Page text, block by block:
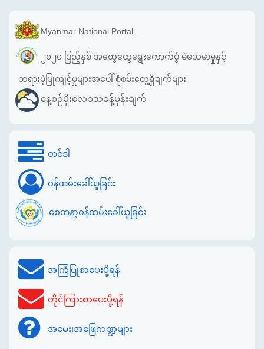
Myanmar National Portal
၂၀၂၀ ပြည့်နှစ် အထွေထွေရွေးကောက်ပွဲ မဲမသမာမှုနှင့်
တရားမဲ့ပြုကျင့်မှုများအပေါ် စုံစမ်းတွေ့ရှိချက်များ
နေ့စဉ်မိုးလေဝသခန့်မှန်းချက်
တင်ဒါ
ဝန်ထမ်းခေါ်ယူခြင်း
စေတနာ့ဝန်ထမ်းခေါ်ယူခြင်း
အကြံပြုစာပေးပို့ရန်
တိုင်ကြားစာပေးပို့ရန်
အမေး၊အဖြေကဏ္ဍများ